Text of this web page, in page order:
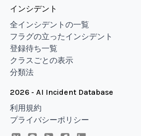
インシデント
全インシデントの一覧
フラグの立ったインシデント
登録待ち一覧
クラスごとの表示
分類法
2026 - AI Incident Database
利用規約
プライバシーポリシー